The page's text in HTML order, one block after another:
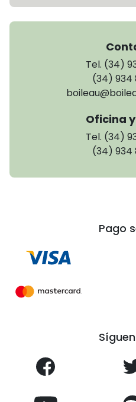
Tel. (34)
(34) 934
Oficina
Tel. (34)
(34) 934
Pago